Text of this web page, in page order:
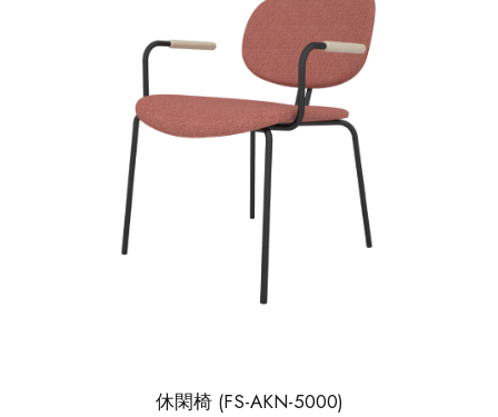
休閑椅 (FS-AKN-5000)